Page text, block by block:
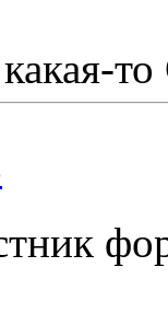
какая-